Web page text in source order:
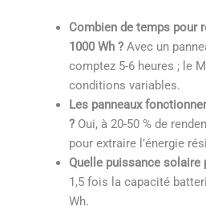
Combien de temps pour
1000 Wh ? Avec un
comptez 5-6 heures ; le
conditions variables.
Les panneaux
? Oui, à 20-50 % de
pour extraire l’énergie
Quelle puissance solaire
1,5 fois la capacité
Wh.